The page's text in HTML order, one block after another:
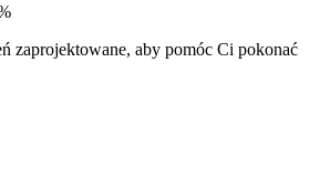
zaprojektowane, aby pomóc Ci pokonać